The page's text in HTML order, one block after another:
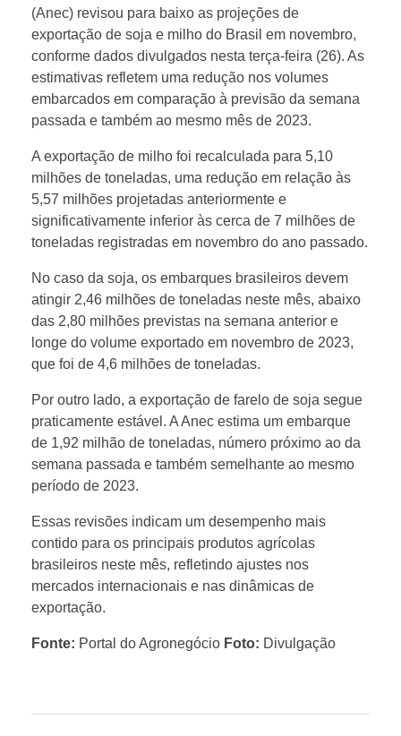
o
j
e
ç
õ
e
s
d
e
e
x
p
o
t
(Anec) revisou para baixo as projeções de
exportação de soja e milho do Brasil em novembro,
conforme dados divulgados nesta terça-feira (26). As
estimativas refletem uma redução nos volumes
embarcados em comparação à previsão da semana
passada e também ao mesmo mês de 2023.
A exportação de milho foi recalculada para 5,10
milhões de toneladas, uma redução em relação às
5,57 milhões projetadas anteriormente e
significativamente inferior às cerca de 7 milhões de
toneladas registradas em novembro do ano passado.
No caso da soja, os embarques brasileiros devem
atingir 2,46 milhões de toneladas neste mês, abaixo
das 2,80 milhões previstas na semana anterior e
longe do volume exportado em novembro de 2023,
que foi de 4,6 milhões de toneladas.
Por outro lado, a exportação de farelo de soja segue
praticamente estável. A Anec estima um embarque
de 1,92 milhão de toneladas, número próximo ao da
semana passada e também semelhante ao mesmo
período de 2023.
Essas revisões indicam um desempenho mais
contido para os principais produtos agrícolas
brasileiros neste mês, refletindo ajustes nos
mercados internacionais e nas dinâmicas de
exportação.
Fonte: Portal do Agronegócio Foto: Divulgação